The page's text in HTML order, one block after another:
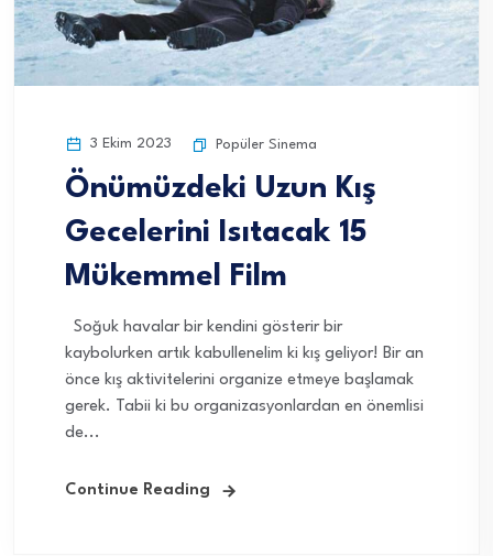
3 Ekim 2023 Popüler Sinema
Önümüzdeki Uzun Kış
Gecelerini Isıtacak 15
Mükemmel Film
Soğuk havalar bir kendini gösterir bir
kaybolurken artık kabullenelim ki kış geliyor! Bir an
önce kış aktivitelerini organize etmeye başlamak
gerek. Tabii ki bu organizasyonlardan en önemlisi
de...
Continue Reading